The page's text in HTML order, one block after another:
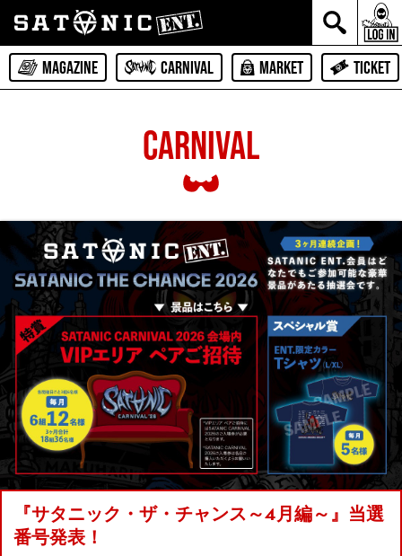
MAGAZINE CARNIVAL MARKET TICKET
CARNIVAL
『サタニック・ザ・チャンス～4月編～』当選
番号発表！